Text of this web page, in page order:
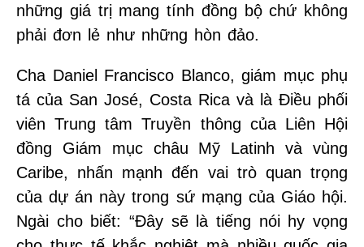
những giá trị mang tính đồng bộ chứ không
phải đơn lẻ như những hòn đảo.
Cha Daniel Francisco Blanco, giám mục phụ
tá của San José, Costa Rica và là Điều phối
viên Trung tâm Truyền thông của Liên Hội
đồng Giám mục châu Mỹ Latinh và vùng
Caribe, nhấn mạnh đến vai trò quan trọng
của dự án này trong sứ mạng của Giáo hội.
Ngài cho biết: “Đây sẽ là tiếng nói hy vọng